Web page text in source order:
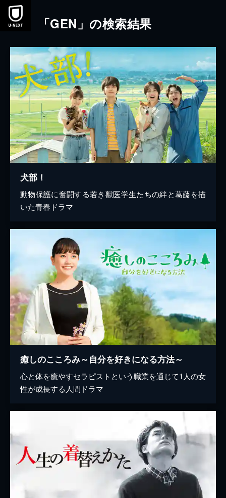
本文へスキップ
「GEN」の検索結果
犬部！
動物保護に奮闘する若き獣医学生たちの絆と葛藤を描
いた青春ドラマ
癒しのこころみ～自分を好きになる方法～
心と体を癒やすセラピストという職業を通じて1人の女
性が成長する人間ドラマ